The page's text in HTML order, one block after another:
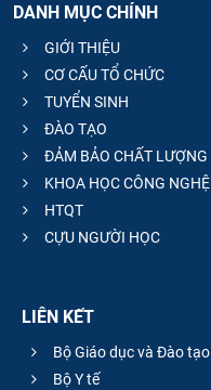
DANH MỤC CHÍNH
GIỚI THIỆU
CƠ CẤU TỔ CHỨC
TUYỂN SINH
ĐÀO TẠO
ĐẢM BẢO CHẤT LƯỢNG
KHOA HỌC CÔNG NGHỆ
HTQT
CỰU NGƯỜI HỌC
LIÊN KẾT
Bộ Giáo dục và Đào tạo
Bộ Y tế